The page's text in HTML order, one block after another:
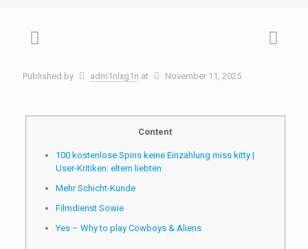
Published by adm1nlxg1n at November 11, 2025
Content
100 kostenlose Spins keine Einzahlung miss kitty |
User-Kritiken: eltern liebten
Mehr Schicht-Kunde
Filmdienst Sowie
Yes – Why to play Cowboys & Aliens